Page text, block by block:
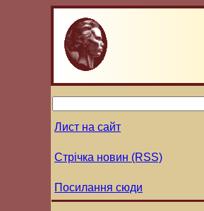
Лист на сайт
Стрічка новин (RSS)
Посилання сюди